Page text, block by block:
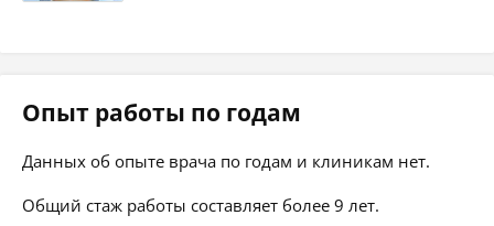
Опыт работы по годам
Данных об опыте врача по годам и клиникам нет.
Общий стаж работы составляет более 9 лет.